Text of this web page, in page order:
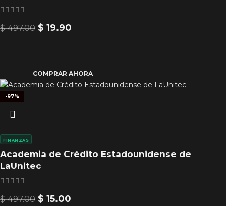
$497.00 $ 19.90
COMPRAR AHORA
-97%
Academia de Crédito Estadounidense de
LaUnitec
FINANZAS
$497.00 $ 15.00